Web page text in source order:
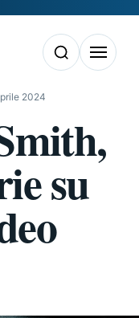
Apri la ricerca
Apri il
2024
su